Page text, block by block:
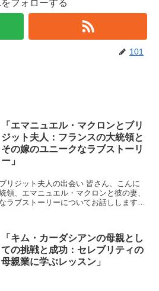
フォローする
101
「エマニュエル・マクロンとブリ
ジット夫人：フランスの大統領と
その嫁のユニークなラブストーリ
ー」
リジット夫人の出会い 皆さん、こんに
領、エマニュエル・マクロンと彼の妻、
ラブストーリーについてお話しします。
「キム・カーダシアンの母親とし
ての挑戦と成功：セレブリティの
母親業に学ぶレッスン」